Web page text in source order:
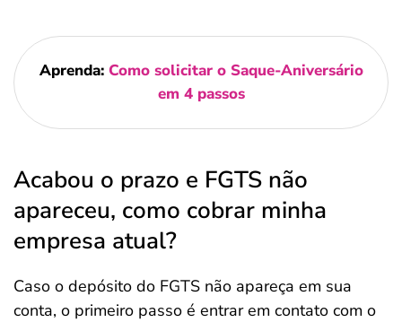
Aprenda: Como solicitar o Saque-Aniversário
em 4 passos
Acabou o prazo e FGTS não
apareceu, como cobrar minha
empresa atual?
Caso o depósito do FGTS não apareça em sua
conta, o primeiro passo é entrar em contato com o